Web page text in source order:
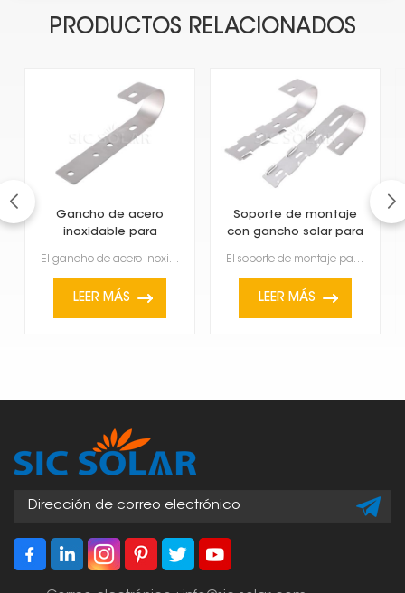
PRODUCTOS RELACIONADOS
Gancho de acero
inoxidable para
El gancho de acero inoxidable para balcón, ideal para paneles solares, sirve para instalarlos en las...
LEER MÁS
Soporte de montaje
con gancho solar para
El soporte de montaje para paneles solares en balcones es una forma práctica e innovadora de instala...
LEER MÁS